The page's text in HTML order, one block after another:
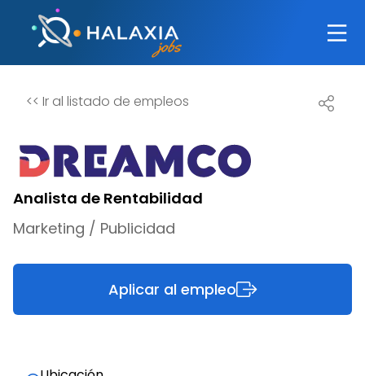
<< Ir al listado de empleos
Analista de Rentabilidad
Marketing / Publicidad
Aplicar al empleo